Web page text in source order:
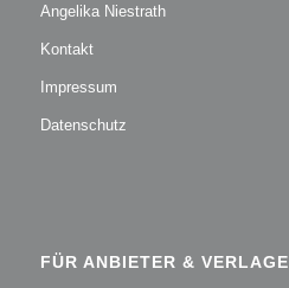
Angelika Niestrath
Kontakt
Impressum
Datenschutz
FÜR ANBIETER & VERLAGE